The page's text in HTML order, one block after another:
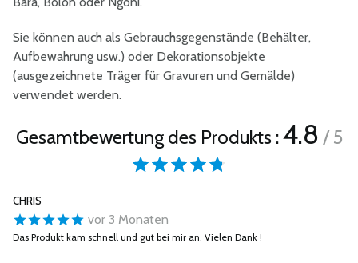
Sie können auch als Gebrauchsgegenstände (Behälter,
Aufbewahrung usw.) oder Dekorationsobjekte
(ausgezeichnete Träger für Gravuren und Gemälde)
verwendet werden.
Gesamtbewertung des Produkts :4.8 / 5
CHRIS
vor 3 Monaten
Das Produkt kam schnell und gut bei mir an. Vielen Dank !